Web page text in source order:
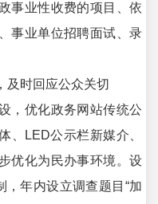
事业性收费的项目、依
事业单位招聘面试、录
时回应公众关切
优化政务网站传统公
、LED公示栏新媒介、
优化为民办事环境。设
，年内设立调查题目“加